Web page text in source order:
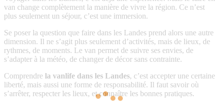
van change complètement la manière de vivre la région. Ce n’est
plus seulement un séjour, c’est une immersion.
Se poser la question que faire dans les Landes prend alors une autre
dimension. Il ne s’agit plus seulement d’activités, mais de lieux, de
rythmes, de moments. Le van permet de suivre ses envies, de
s’adapter à la météo, de changer de décor sans contrainte.
Comprendre la vanlife dans les Landes, c’est accepter une certaine
liberté, mais aussi une forme de responsabilité. Il faut savoir où
s’arrêter, respecter les lieux, et connaître les bonnes pratiques.